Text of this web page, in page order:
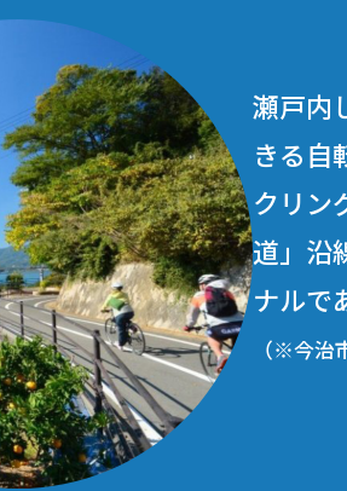
瀬戸内
きる自
クリン
道」沿
ナルで
（※今治